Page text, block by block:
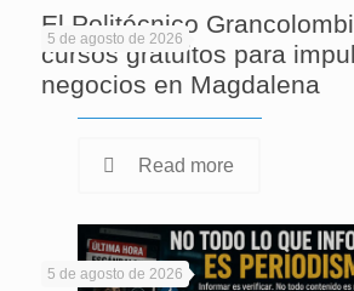
5 de agosto de 2026
El Politécnico
cursos gratuitos para
negocios en Magdalena
Read more
5 de agosto de 2026